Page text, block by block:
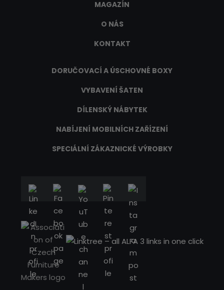
MAGAZÍN
O NÁS
KONTAKT
DORUČOVACÍ A ÚSCHOVNÉ BOXY
VYBAVENÍ ŠATEN
DÍLENSKÝ NÁBYTEK
NABÍJENÍ MOBILNÍCH ZAŘÍZENÍ
SPECIÁLNÍ ZÁKAZNICKÉ VÝROBKY